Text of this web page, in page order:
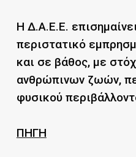
Η Δ.Α.Ε.Ε.
περιστατικό
και σε βάθος, με
ανθρώπινων ζωών,
φυσικού
ΠΗΓΗ